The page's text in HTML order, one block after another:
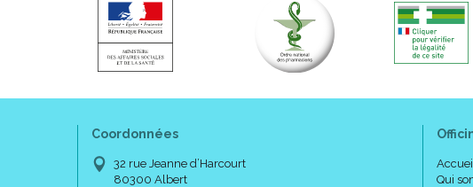
Coordonnées
32 rue Jeanne d’Harcourt
80300 Albert
Qui